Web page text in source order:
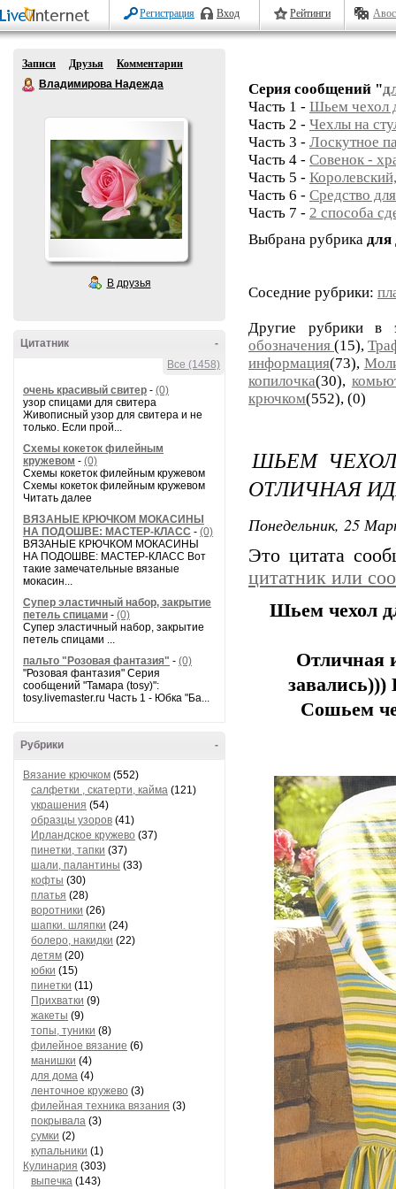
Регистрация Вход Рейтинги
Записи Друзья
Комментарии
Владимирова Надежда
В друзья
-
Цитатник
Все (1458)
очень красивый свитер - (0)
узор спицами для свитера
Живописный узор для свитера и не
только. Если прой...
Схемы кокеток филейным
кружевом - (0)
Схемы кокеток филейным кружевом
Схемы кокеток филейным кружевом
Читать далее
ВЯЗАНЫЕ КРЮЧКОМ МОКАСИНЫ
НА ПОДОШВЕ: МАСТЕР-КЛАСС - (0)
ВЯЗАНЫЕ КРЮЧКОМ МОКАСИНЫ
НА ПОДОШВЕ: МАСТЕР-КЛАСС Вот
такие замечательные вязаные
мокасин...
Супер эластичный набор, закрытие
петель спицами - (0)
Супер эластичный набор, закрытие
петель спицами ...
пальто "Розовая фантазия" - (0)
"Розовая фантазия" Серия
сообщений "Тамара (tosy)":
tosy.livemaster.ru Часть 1 - Юбка "Ба...
-
Рубрики
Вязание крючком (552)
салфетки , скатерти, кайма (121)
украшения (54)
образцы узоров (41)
Ирландское кружево (37)
пинетки, тапки (37)
шали, палантины (33)
кофты (30)
платья (28)
воротники (26)
шапки. шляпки (24)
болеро, накидки (22)
детям (20)
юбки (15)
пинетки (11)
Прихватки (9)
жакеты (9)
топы, туники (8)
филейное вязание (6)
манишки (4)
для дома (4)
ленточное кружево (3)
филейная техника вязания (3)
покрывала (3)
сумки (2)
купальники (1)
Кулинария (303)
выпечка (143)
Серия сообщений "
Часть 1 - Шьем чехол
Часть 2 - Чехлы на
Часть 3 - Лоскутное
Часть 4 - Совенок -
Часть 5 -
Часть 6 - Средство
Часть 7 - 2 способа
Выбрана рубрика для
Соседние рубрики:
Другие рубрики в
обозначения (15),
информация(73),
копилочка(30),
крючком(552), (0)
ШЬЕМ
ОТЛИЧНАЯ
Понедельник, 25
Это цитата
цитатник или
Шьем чехол
Отличная
Сошьем